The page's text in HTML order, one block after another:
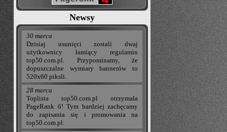
Newsy
30 marca
Dzisiaj usunięci zostali dwaj
użytkownicy łamiący regulamin
top50.com.pl. Przypominamy, że
dopuszczalne wymiary bannerów to
520x60 piksli.
28 marca
Toplista top50.com.pl otrzymała
PageRank 6! Tym bardziej zachęcamy
do zapisania się i promowania na
top50.com.pl.